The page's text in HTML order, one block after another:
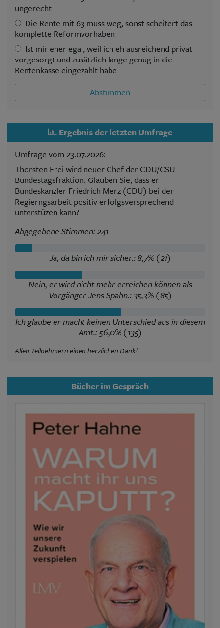
ungerecht
Die Rente mit 63 muss weg, sonst scheitert das
komplette Reformvorhaben
Ist mir eher egal, weil ich eh ausreichend privat
vorgesorgt und zusätzlich lange genug in die
Rentenkasse eingezahlt habe
Abstimmen
Ergebnis der letzten Umfrage
Umfrage vom 23.07.2026:
Thorsten Frei wird neuer Chef der CDU/CSU-
Bundestagsfraktion. Glauben Sie, dass er
Bundeskanzler Friedrich Merz (CDU) bei der
Regierngsarbeit positiv erfolgsversprechend
unterstüzen kann?
Abgegebene Stimmen: 241
Ja, da bin ich mir sicher.: 8,7% (21)
Nein, er wird nicht mehr erreichen können als
Vorgänger Jens Spahn.: 35,3% (85)
Ich glaube er macht keinen Unterschied aus in diesem
Amt.: 56,0% (135)
Allen Teilnehmern einen herzlichen Dank!
Bücher im Gespräch